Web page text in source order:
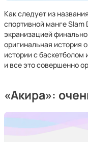
Как следует из
спортивной манге
экранизацией
оригинальная история
истории с
и все это совершенно
«Акира»: